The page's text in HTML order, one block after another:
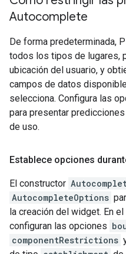
Autocomplete
De forma predeterminada,
todos los tipos de lugares,
ubicación del usuario, y
campos de datos
selecciona. Configura las
para presentar
de uso.
Establece opciones
El constructor
AutocompleteOptions
la creación del widget. En
configuran las opciones
componentRestrictions